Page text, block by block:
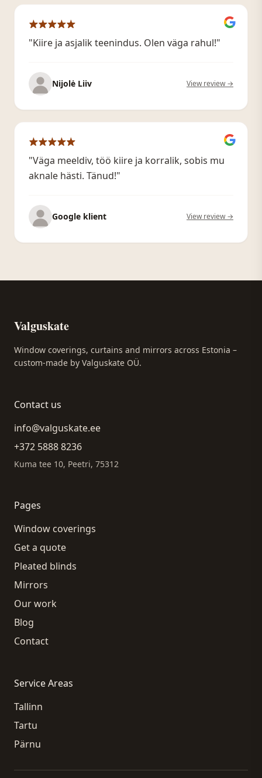
"Kiire ja asjalik teenindus. Olen väga rahul!"
Nijolė Liiv View review →
"Väga meeldiv, töö kiire ja korralik, sobis mu
aknale hästi. Tänud!"
Google klient View review →
Valguskate
Window coverings, curtains and mirrors across Estonia –
custom-made by Valguskate OÜ.
Contact us
info@valguskate.ee
+372 5888 8236
Kuma tee 10, Peetri, 75312
Pages
Window coverings
Get a quote
Pleated blinds
Mirrors
Our work
Blog
Contact
Service Areas
Tallinn
Tartu
Pärnu